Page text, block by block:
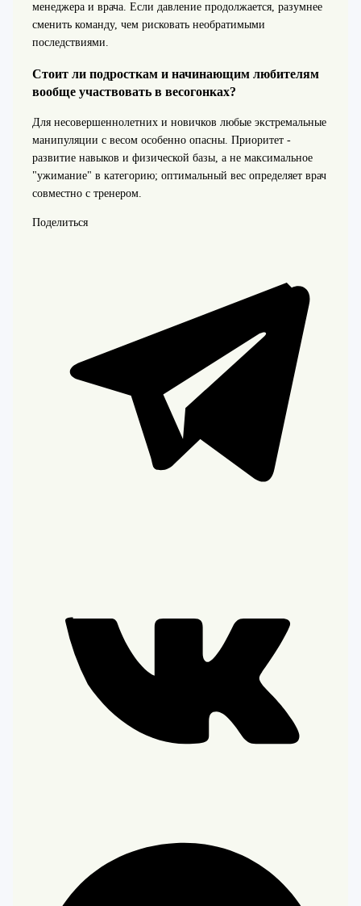
менеджера и врача. Если давление продолжается, разумнее
сменить команду, чем рисковать необратимыми
последствиями.
Стоит ли подросткам и начинающим любителям
вообще участвовать в весогонках?
Для несовершеннолетних и новичков любые экстремальные
манипуляции с весом особенно опасны. Приоритет -
развитие навыков и физической базы, а не максимальное
"ужимание" в категорию; оптимальный вес определяет врач
совместно с тренером.
Поделиться